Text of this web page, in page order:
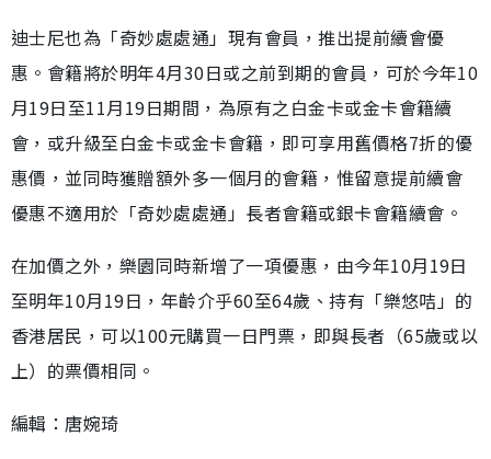
迪士尼也為「奇妙處處通」現有會員，推出提前續會優
惠。會籍將於明年4月30日或之前到期的會員，可於今年10
月19日至11月19日期間，為原有之白金卡或金卡會籍續
會，或升級至白金卡或金卡會籍，即可享用舊價格7折的優
惠價，並同時獲贈額外多一個月的會籍，惟留意提前續會
優惠不適用於「奇妙處處通」長者會籍或銀卡會籍續會。
在加價之外，樂園同時新增了一項優惠，由今年10月19日
至明年10月19日，年齡介乎60至64歲、持有「樂悠咭」的
香港居民，可以100元購買一日門票，即與長者（65歲或以
上）的票價相同。
編輯：唐婉琦